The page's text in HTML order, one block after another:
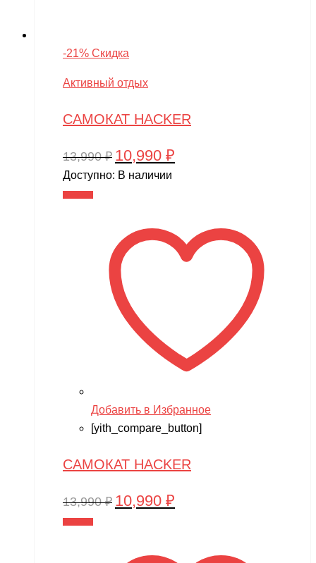
-21% Скидка
Активный отдых
САМОКАТ HACKER
13,990₽ Первоначальная
цена
10,990 ₽
Доступно: В наличии
Добавить в Избранное
[yith_compare_button]
САМОКАТ HACKER
13,990₽ Первоначальная
13,990 ₽.
10,990 ₽